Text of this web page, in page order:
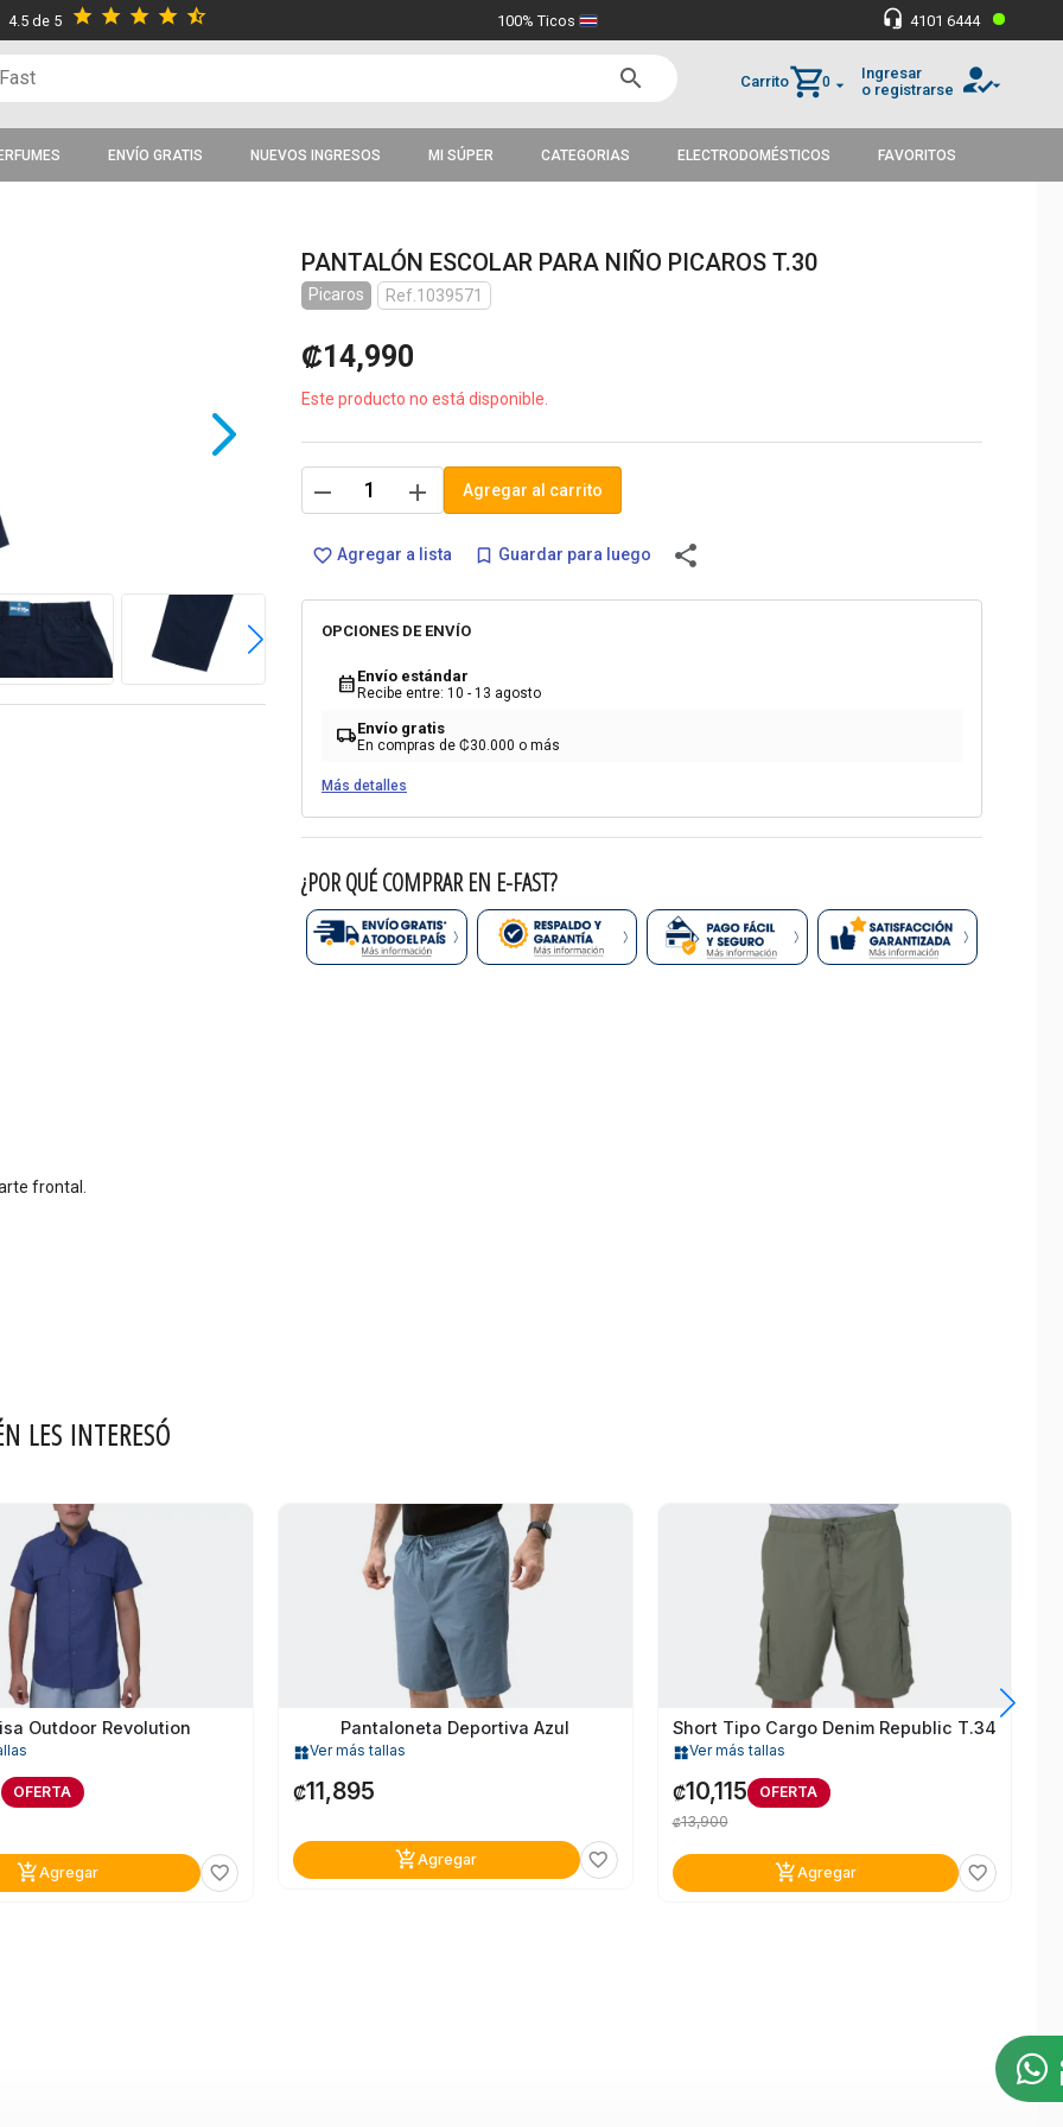
4.5 de 5 star star star star star_half 100% Ticos headset_mic 4101 6444 •
search Carritoshopping_cart0 arrow_drop_down
Ingresar
o registrarse how_to_reg
arrow_drop_down
ENVÍO GRATIS NUEVOS INGRESOS MI SÚPER CATEGORIAS ELECTRODOMÉSTICOS FAVORITOS
frontal.
PANTALÓN ESCOLAR PARA NIÑO PICAROS T.30
Picaros Ref.1039571
₡14,990
Este producto no está disponible.
remove add Agregar al carrito
favorite_border Agregar a lista bookmark_border Guardar para luego share
OPCIONES DE ENVÍO
calendar_month Envío estándar
Recibe entre: 10 - 13 agosto
local_shippingEnvío gratis
En compras de ₡30.000 o más
Más detalles
¿POR QUÉ COMPRAR EN E-FAST?
LES INTERESÓ
Outdoor Revolution
OFERTA
add_shopping_cartAgregar favorite_border
Pantaloneta Deportiva Azul
widgetsVer más tallas
₡11,895
add_shopping_cartAgregar favorite_border
Short Tipo Cargo Denim Republic T.34
widgetsVer más tallas
₡10,115 OFERTA
₡13,900
add_shopping_cartAgregar favorite_border